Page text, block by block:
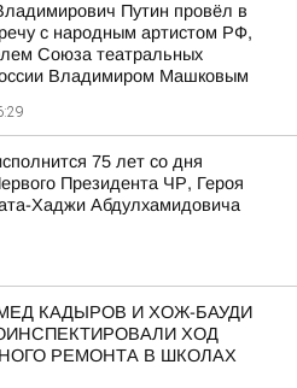
Путин провёл в
с народным артистом РФ,
Союза театральных
Владимиром Машковым
75 лет со дня
Президента ЧР, Героя
Хаджи Абдулхамидовича
КАДЫРОВ И ХОЖ-БАУДИ
ХОД
РЕМОНТА В ШКОЛАХ